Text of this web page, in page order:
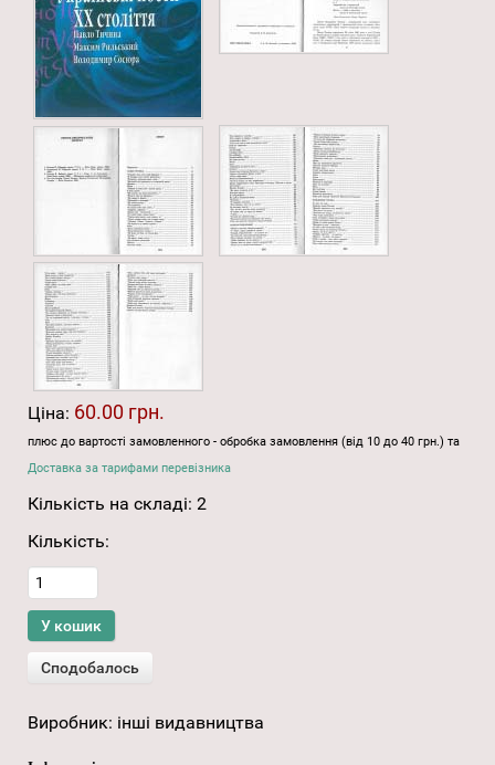
Ціна: 60.00 грн.
плюс до вартості замовленного - обробка замовлення (від 10 до 40 грн.) та
Доставка за тарифами перевізника
Кількість на складі: 2
Кількість:
Виробник: інші видавництва